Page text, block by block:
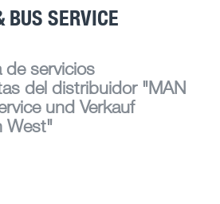
BUS SERVICE
de servicios
del distribuidor"MAN
und Verkauf
West"